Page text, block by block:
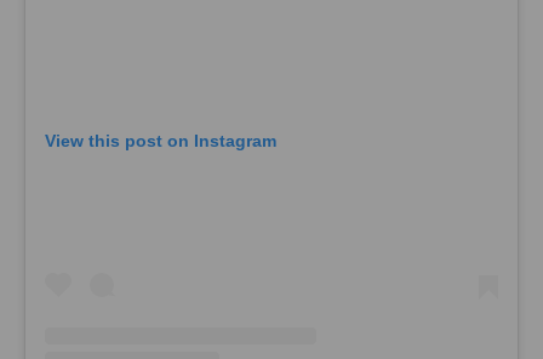
View this post on Instagram